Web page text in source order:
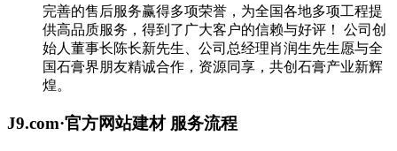
完善的售后服务赢得多项荣誉，为全国各地多项工程提
供高品质服务，得到了广大客户的信赖与好评！ 公司创
始人董事长陈长新先生、公司总经理肖润生先生愿与全
国石膏界朋友精诚合作，资源同享，共创石膏产业新辉
煌。
J9.com·官方网站建材 服务流程